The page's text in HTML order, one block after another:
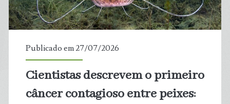
florestais
Espanha
Publicado em 27/07/2026
Cientistas descrevem o primeiro
câncer contagioso entre peixes: